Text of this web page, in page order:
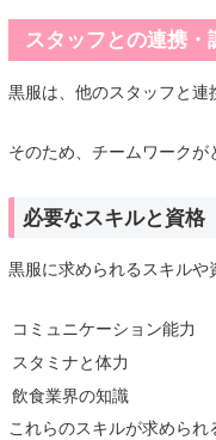
スタッフとの連携・
黒服は、他のスタッフと連
そのため、チームワークが
必要なスキルと資格
黒服に求められるスキルや
コミュニケーション能力
スタミナと体力
飲食業界の知識
これらのスキルが求めら